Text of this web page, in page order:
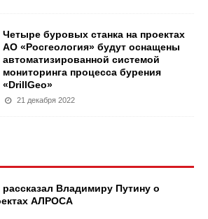
Четыре буровых станка на проектах
АО «Росгеология» будут оснащены
автоматизированной системой
мониторинга процесса бурения
«DrillGeo»
21 декабря 2022
Владимиру Путину о
АЛРОСА